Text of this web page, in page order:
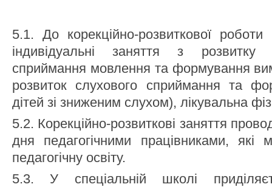
5.1. До корекційно-розвиткової роботи
індивідуальні заняття з розвитку
сприймання мовлення та формування
розвиток слухового сприймання та
дітей зі зниженим слухом), лікувальна
5.2. Корекційно-розвиткові заняття
дня педагогічними працівниками, які
педагогічну освіту.
5.3. У спеціальній школі